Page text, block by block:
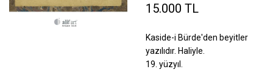
15.000 TL
Kaside-i Bürde'den beyitler
yazılıdır. Haliyle.
19. yüzyıl.